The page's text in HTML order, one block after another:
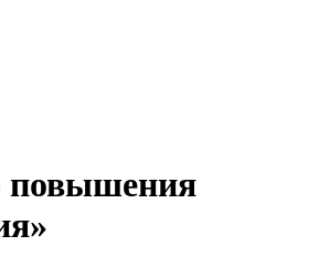
повышения